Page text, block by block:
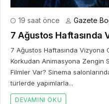
19 saat önce Gazete
7 Ağustos Haftasında
7 Ağustos Haftasında Vizyona
Korkudan Animasyona Zengin
Filmler Var? Sinema
türlerde yapımlarla...
DEVAMINI OKU